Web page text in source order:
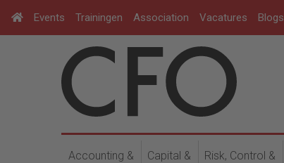
Events Trainingen Association Vacatures Blogs
Accounting &
Capital &
Risk, Control &